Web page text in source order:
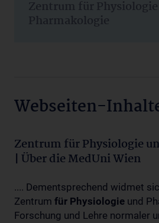
Zentrum für
Pharmakologie
Webseiten-
Zentrum für Physiologie
| Über die MedUni Wien
.... Dementsprechend widmet
Zentrum für Physiologie und
Forschung und Lehre normaler